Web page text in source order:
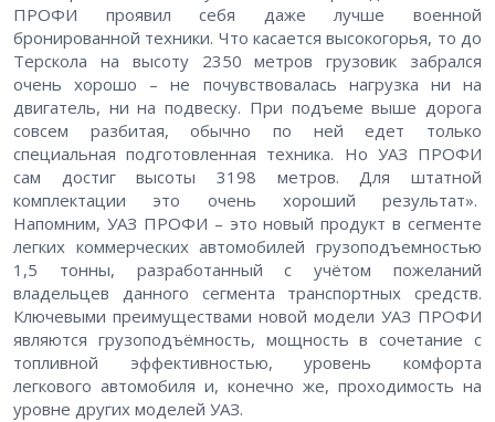
ПРОФИ проявил себя даже лучше военной
бронированной техники. Что касается высокогорья, то до
Терскола на высоту 2350 метров грузовик забрался
очень хорошо – не почувствовалась нагрузка ни на
двигатель, ни на подвеску. При подъеме выше дорога
совсем разбитая, обычно по ней едет только
специальная подготовленная техника. Но УАЗ ПРОФИ
сам достиг высоты 3198 метров. Для штатной
комплектации это очень хороший результат».
Напомним, УАЗ ПРОФИ – это новый продукт в сегменте
легких коммерческих автомобилей грузоподъемностью
1,5 тонны, разработанный с учётом пожеланий
владельцев данного сегмента транспортных средств.
Ключевыми преимуществами новой модели УАЗ ПРОФИ
являются грузоподъёмность, мощность в сочетание с
топливной эффективностью, уровень комфорта
легкового автомобиля и, конечно же, проходимость на
уровне других моделей УАЗ.